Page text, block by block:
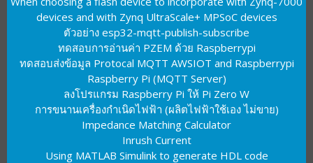
devices and with Zynq UltraScale+ MPSoC devices
ตัวอย่าง esp32-mqtt-publish-subscribe
ทดสอบการอ่านค่า PZEM ด้วย Raspberrypi
ทดสอบส่งข้อมูล Protocal MQTT AWSIOT and Raspberrypi
Raspberry Pi (MQTT Server)
ลงโปรแกรม Raspberry Pi ให้ Pi Zero W
การขนานเครื่องกำเนิดไฟฟ้า (ผลิตไฟฟ้าใช้เอง ไม่ขาย)
Impedance Matching Calculator
Inrush Current
Using MATLAB Simulink to generate HDL code